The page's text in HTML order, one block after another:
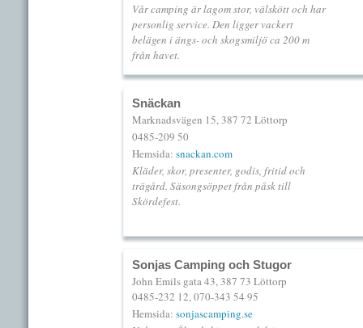
Vår camping är lagom stor, välskött och har
personlig service. Den ligger vackert
belägen i ängs- och skogsmiljö ca 200 m
från havet.
Snäckan
Marknadsvägen 15, 387 72 Löttorp
0485-209 50
Hemsida: snackan.com
Kläder, skor, presenter, godis, fritid och
trägård. Säsongsöppet från påsk till
Skördefest.
Sonjas Camping och Stugor
John Emils gata 43, 387 73 Löttorp
0485-232 12, 070-343 54 95
Hemsida: sonjascamping.se